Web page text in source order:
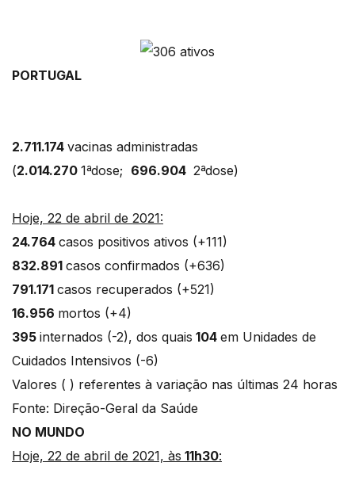
PORTUGAL
2.711.174 vacinas administradas
(2.014.270 1ªdose; 696.904 2ªdose)
Hoje, 22 de abril de 2021:
24.764 casos positivos ativos (+111)
832.891 casos confirmados (+636)
791.171 casos recuperados (+521)
16.956 mortos (+4)
395 internados (-2), dos quais 104 em Unidades de
Cuidados Intensivos (-6)
Valores ( ) referentes à variação nas últimas 24 horas
Fonte: Direção-Geral da Saúde
NO MUNDO
Hoje, 22 de abril de 2021, às 11h30: